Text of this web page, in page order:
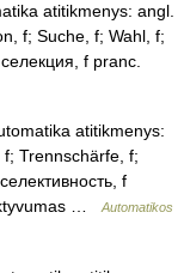
atitikmenys: angl.
f; Suche, f; Wahl, f;
f pranc.
atitikmenys:
Trennschärfe, f;
f
…
Automatikos